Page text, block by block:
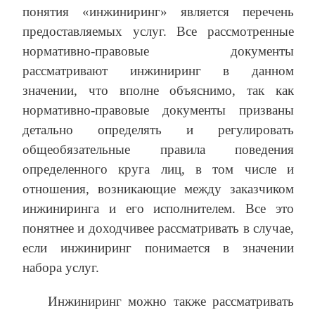
понятия «инжиниринг» является перечень
предоставляемых услуг. Все рассмотренные
нормативно-правовые документы
рассматривают инжиниринг в данном
значении, что вполне объяснимо, так как
нормативно-правовые документы призваны
детально определять и регулировать
общеобязательные правила поведения
определенного круга лиц, в том числе и
отношения, возникающие между заказчиком
инжиниринга и его исполнителем. Все это
понятнее и доходчивее рассматривать в случае,
если инжиниринг понимается в значении
набора услуг.
Инжиниринг можно также рассматривать